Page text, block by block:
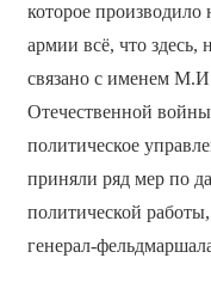
которое
армии всё, что здесь,
связано с именем
Отечественной
политическое
приняли ряд мер по
политической
генерал-